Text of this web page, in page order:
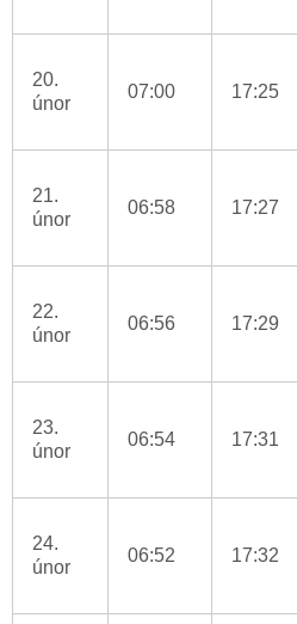
20.
únor
07:00 17:25
21.
únor
06:58 17:27
22.
únor
06:56 17:29
23.
únor
06:54 17:31
24.
únor
06:52 17:32